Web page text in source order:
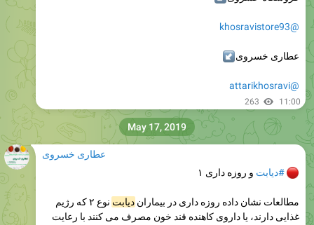
@khosravistore93
عطاری خسروی
@attarikhosravi
263 11:00
عطاری خسروی
#دیابت و روزه داری ۱
مطالعات نشان داده روزه داری در بیماران دیابت
نوع ۲ که رژیم
غذایی دارند، یا داروی کاهنده قند خون مصرف می کنند با رعایت
May 17, 2019